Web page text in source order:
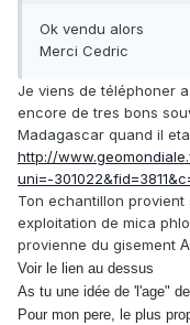
Ok vendu alors
Merci Cedric
Je viens de téléphoner
encore de tres bons
Madagascar quand il
http://
uni=-
Ton echantillon
exploitation de mica
provienne du gisement
Voir le lien au dessus
As tu une idée de 'l'age"
Pour mon pere, le plus